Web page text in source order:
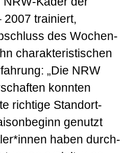
trainiert,
des Wochen­
charakteristischen
„Die NRW
konnten
richtige Standort­
genutzt
haben durch­